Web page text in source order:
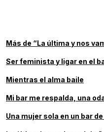
Más de “La última y nos
Ser feminista y ligar en el
Mientras el alma baile
Mi bar me respalda, una
Una mujer sola en un bar